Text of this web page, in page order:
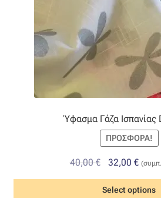
προϊόντος
Ύφασμα Γάζα Ισπανίας
ΠΡΟΣΦΟΡΆ!
40,00€
Original
price
was:
32,00€Η
τιμή
Select options